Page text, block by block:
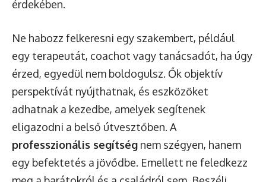
érdekében.
Ne habozz felkeresni egy szakembert, például
egy terapeutát, coachot vagy tanácsadót, ha úgy
érzed, egyedül nem boldogulsz. Ők objektív
perspektívát nyújthatnak, és eszközöket
adhatnak a kezedbe, amelyek segítenek
eligazodni a belső útvesztőben. A
professzionális segítség nem szégyen, hanem
egy befektetés a jövődbe. Emellett ne feledkezz